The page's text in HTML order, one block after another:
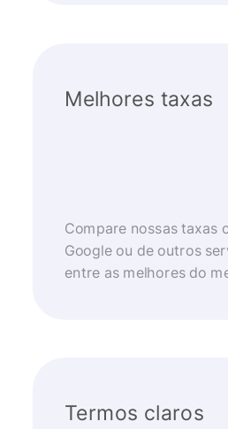
Melhores taxas
Compare nossas taxas
Google ou de outros
entre as melhores do
Termos claros